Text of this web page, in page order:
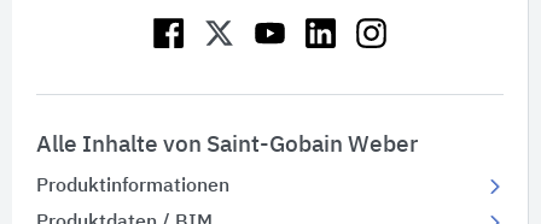
Alle Inhalte von Saint-Gobain Weber
Produktinformationen